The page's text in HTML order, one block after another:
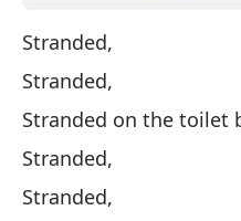
Stranded,
Stranded,
Stranded on the toilet
Stranded,
Stranded,